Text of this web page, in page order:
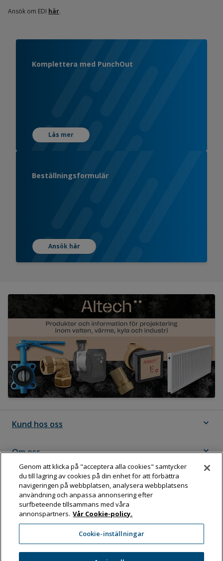
Ansök om EDI här.
Komplettera med PunchOut
Läs mer
Beställningsformulär
Ansök här
Kund hos oss expand_more
Om oss expand_more
Följ Dahl
Dahl Sverige AB
Box 11076, 161 11 BROMMA
Tel:08-583 595 00
Genom att klicka på "acceptera alla cookies" samtycker
du till lagring av cookies på din enhet för att förbättra
navigeringen på webbplatsen, analysera webbplatsens
användning och anpassa annonsering efter
surfbeteende tillsammans med våra
annonspartners. Vår Cookie-policy.
Cookie-inställningar